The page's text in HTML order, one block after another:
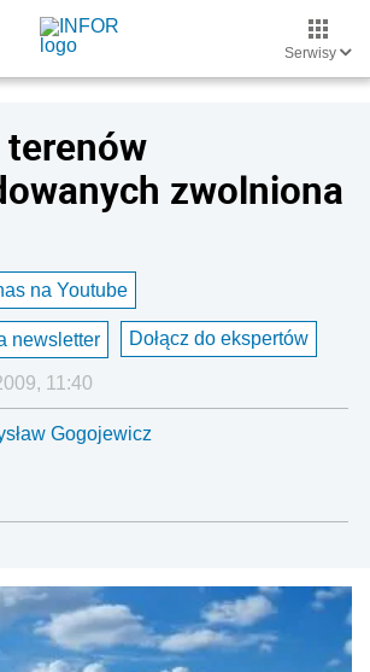
Serwisy
zwolniona
na Youtube
newsletter Dołącz do ekspertów
11:40
Gogojewicz